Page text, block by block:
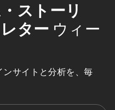
ストーリ
ター ウィー
サイトと分析を、毎